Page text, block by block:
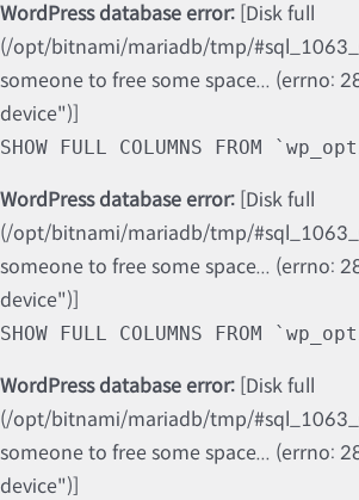
WordPress database error: [Disk full
(/opt/bitnami/mariadb/tmp/
someone to free some space... (errno:
device")]
SHOW FULL COLUMNS FROM
WordPress database error: [Disk full
(/opt/bitnami/mariadb/tmp/
someone to free some space... (errno:
device")]
SHOW FULL COLUMNS FROM
WordPress database error: [Disk full
(/opt/bitnami/mariadb/tmp/
someone to free some space... (errno:
device")]